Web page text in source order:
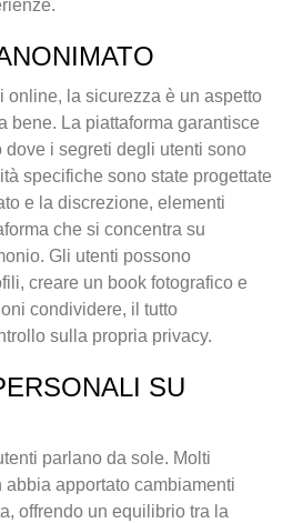
online, la sicurezza è un aspetto
bene. La piattaforma garantisce
dove i segreti degli utenti sono
specifiche sono state progettate
e la discrezione, elementi
che si concentra su
Gli utenti possono
creare un book fotografico e
condividere, il tutto
sulla propria privacy.
SU
parlano da sole. Molti
apportato cambiamenti
offrendo un equilibrio tra la